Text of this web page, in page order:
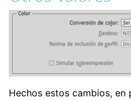
Hechos estos cambios,